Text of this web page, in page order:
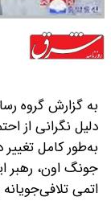
به گزارش گروه
دلیل نگرانی از
به‌طور کامل
جونگ اون، رهبر
اتمی